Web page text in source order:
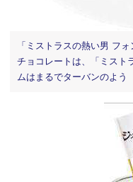
「ミストラスの熱い男 フ
チョコレートは、「ミスト
ムはまるでターバンのよう